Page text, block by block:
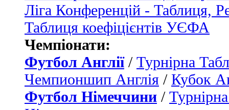
Ліга Конференцій - Таблиця,
Таблиця коефіцієнтів УЄФА
Чемпіонати:
Футбол Англії/ Турнірна
Чемпионшип Англія / Кубок
Футбол Німеччини /